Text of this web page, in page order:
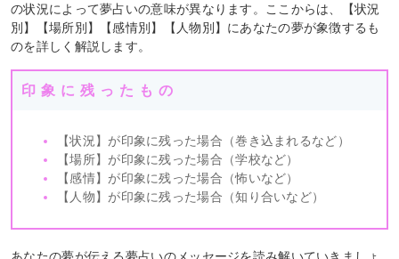
の状況によって夢占いの意味が異なります。ここからは、【状況
別】【場所別】【感情別】【人物別】にあなたの夢が象徴するも
のを詳しく解説します。
印象に残ったもの
【状況】が印象に残った場合（巻き込まれるなど）
【場所】が印象に残った場合（学校など）
【感情】が印象に残った場合（怖いなど）
【人物】が印象に残った場合（知り合いなど）